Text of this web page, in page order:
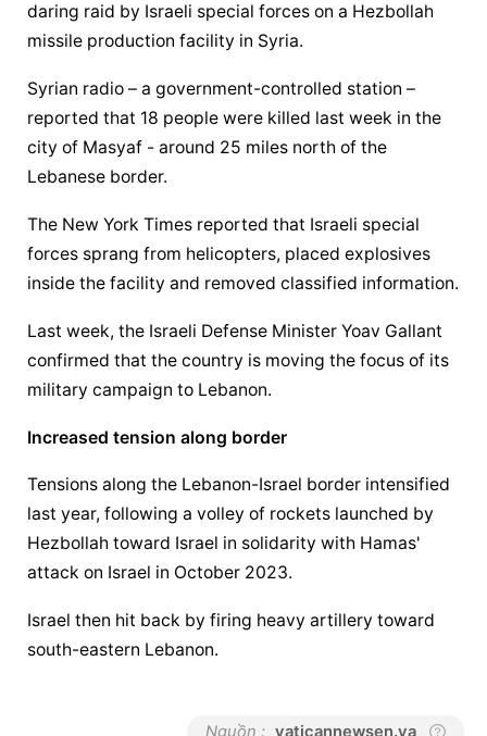
daring raid by Israeli special forces on a Hezbollah
missile production facility in Syria.
Syrian radio – a government-controlled station –
reported that 18 people were killed last week in the
city of Masyaf - around 25 miles north of the
Lebanese border.
The New York Times reported that Israeli special
forces sprang from helicopters, placed explosives
inside the facility and removed classified information.
Last week, the Israeli Defense Minister Yoav Gallant
confirmed that the country is moving the focus of its
military campaign to Lebanon.
Increased tension along border
Tensions along the Lebanon-Israel border intensified
last year, following a volley of rockets launched by
Hezbollah toward Israel in solidarity with Hamas'
attack on Israel in October 2023.
Israel then hit back by firing heavy artillery toward
south-eastern Lebanon.
Nguồn : vaticannewsen.va